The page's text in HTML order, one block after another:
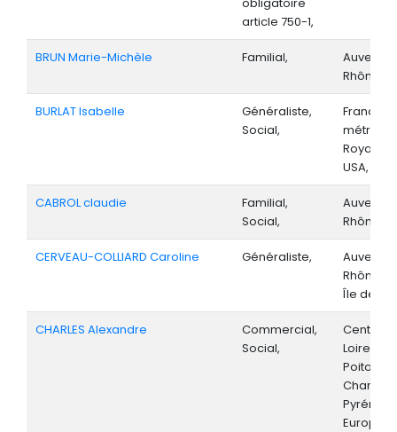
article 750-1,
BRUN Marie-Michèle Familial,
Rhône-
BURLAT Isabelle
Généraliste,
Social,
France
USA,
CABROL claudie
Familial,
Social,
Rhône-
CERVEAU-COLLIARD Caroline Généraliste,
Rhône-
Île de
CHARLES Alexandre
Commercial,
Social,
Centre-
Loire,
Poitou
Europe,